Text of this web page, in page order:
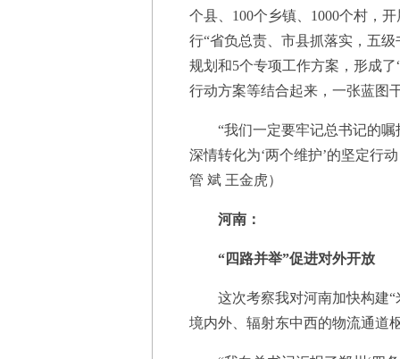
个县、100个乡镇、1000个村，
行“省负总责、市县抓落实，五
规划和5个专项工作方案，形成
行动方案等结合起来，一张蓝图
“我们一定要牢记总书记的嘱
深情转化为‘两个维护’的坚定行
管 斌 王金虎）
河南：
“四路并举”促进对外开放
这次考察我对河南加快构建“
境内外、辐射东中西的物流通道